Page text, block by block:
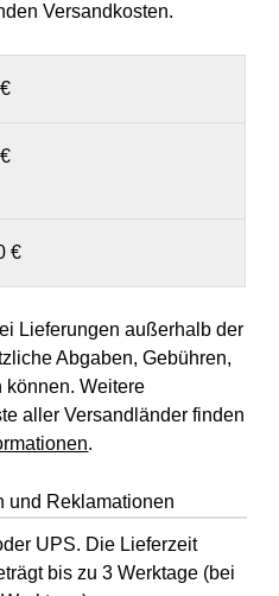
Versandkosten.
€
Lieferungen außerhalb der
Abgaben, Gebühren,
können. Weitere
aller Versandländer finden
.
und Reklamationen
UPS. Die Lieferzeit
bis zu 3 Werktage (bei